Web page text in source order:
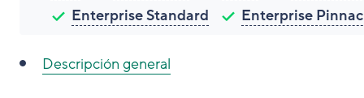
Enterprise Standard
Enterprise
Descripción general